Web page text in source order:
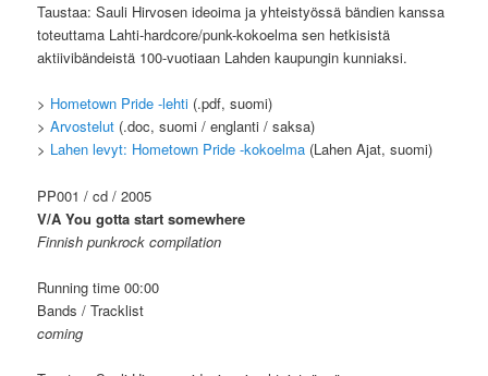
Taustaa: Sauli Hirvosen ideoima ja yhteistyössä bändien kanssa
toteuttama Lahti-hardcore/punk-kokoelma sen hetkisistä
aktiivibändeistä 100-vuotiaan Lahden kaupungin kunniaksi.
> Hometown Pride -lehti (.pdf, suomi)
>Arvostelut (.doc, suomi / englanti / saksa)
> Lahen levyt: Hometown Pride -kokoelma (Lahen Ajat, suomi)
PP001 / cd / 2005
V/A You gotta start somewhere
Finnish punkrock compilation
Running time 00:00
Bands / Tracklist
coming